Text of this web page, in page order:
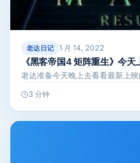
老达日记 1 月 14, 2022
《黑客帝国4 矩阵重生》今天
老达准备今天晚上去看看最新上
3 分钟